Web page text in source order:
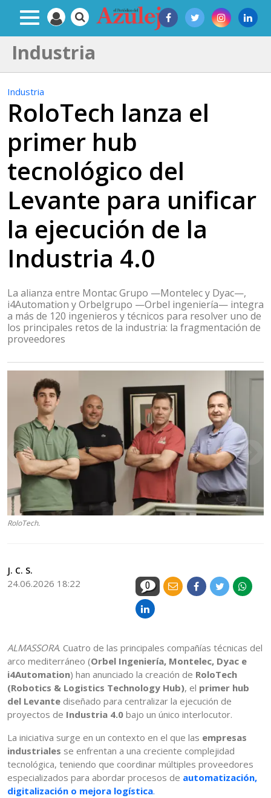
Industria
Industria
RoloTech lanza el
primer hub
tecnológico del
Levante para unificar
la ejecución de la
Industria 4.0
La alianza entre Montac Grupo —Montelec y Dyac—,
i4Automation y Orbelgrupo —Orbel ingeniería— integra
a más de 120 ingenieros y técnicos para resolver uno de
los principales retos de la industria: la fragmentación de
proveedores
RoloTech.
J. C. S.
24.06.2026 18:22 0
ALMASSORA. Cuatro de las principales compañías técnicas del
arco mediterráneo (Orbel Ingeniería, Montelec, Dyac e
i4Automation) han anunciado la creación de RoloTech
(Robotics & Logistics Technology Hub), el primer hub
del Levante diseñado para centralizar la ejecución de
proyectos de Industria 4.0 bajo un único interlocutor.
La iniciativa surge en un contexto en el que las empresas
industriales se enfrentan a una creciente complejidad
tecnológica, teniendo que coordinar múltiples proveedores
especializados para abordar procesos de automatización,
digitalización o mejora logística.